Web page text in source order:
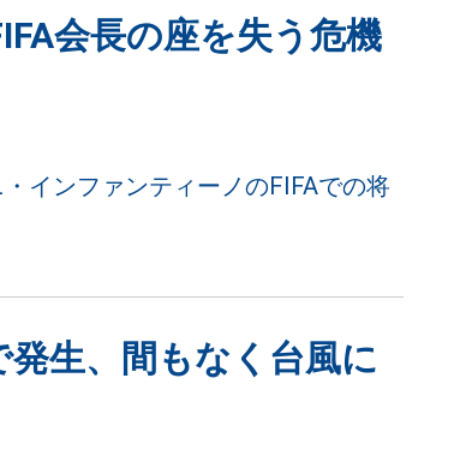
会長の座を失う危機
インファンティーノのFIFAでの将
生、間もなく台風に